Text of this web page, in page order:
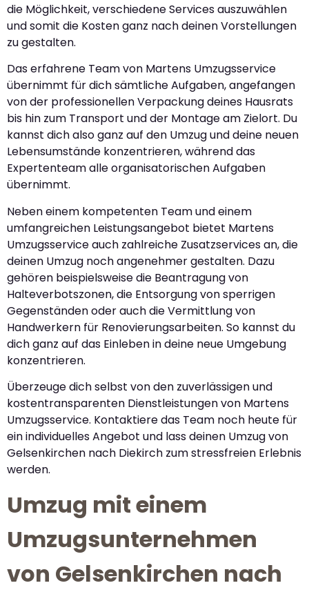
die Möglichkeit, verschiedene Services auszuwählen
und somit die Kosten ganz nach deinen Vorstellungen
zu gestalten.
Das erfahrene Team von Martens Umzugsservice
übernimmt für dich sämtliche Aufgaben, angefangen
von der professionellen Verpackung deines Hausrats
bis hin zum Transport und der Montage am Zielort. Du
kannst dich also ganz auf den Umzug und deine neuen
Lebensumstände konzentrieren, während das
Expertenteam alle organisatorischen Aufgaben
übernimmt.
Neben einem kompetenten Team und einem
umfangreichen Leistungsangebot bietet Martens
Umzugsservice auch zahlreiche Zusatzservices an, die
deinen Umzug noch angenehmer gestalten. Dazu
gehören beispielsweise die Beantragung von
Halteverbotszonen, die Entsorgung von sperrigen
Gegenständen oder auch die Vermittlung von
Handwerkern für Renovierungsarbeiten. So kannst du
dich ganz auf das Einleben in deine neue Umgebung
konzentrieren.
Überzeuge dich selbst von den zuverlässigen und
kostentransparenten Dienstleistungen von Martens
Umzugsservice. Kontaktiere das Team noch heute für
ein individuelles Angebot und lass deinen Umzug von
Gelsenkirchen nach Diekirch zum stressfreien Erlebnis
werden.
Umzug mit einem
Umzugsunternehmen
von Gelsenkirchen nach